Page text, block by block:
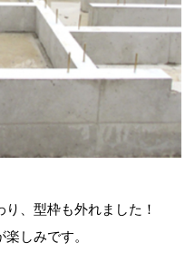
、型枠も外れました！
しみです。